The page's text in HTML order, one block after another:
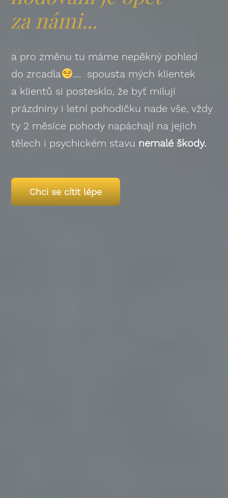
za námi...
a pro změnu tu máme nepěkný pohled
do zrcadla
.... spousta mých klientek
a klientů si postesklo, že byť milují
prázdniny i letní pohodičku nade vše, vždy
ty 2 měsíce pohody napáchají na jejich
tělech i psychickém stavu nemalé škody.
Chci se cítit lépe